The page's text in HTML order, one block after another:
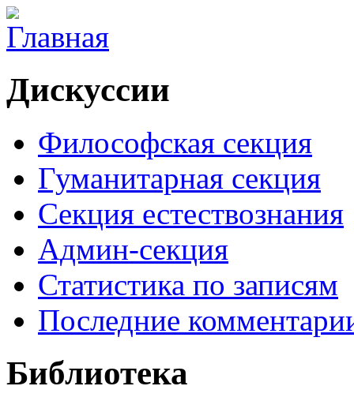
Дискуссии
Философская секция
Гуманитарная секция
Секция естествознания
Админ-секция
Статистика по записям
Последние
Библиотека